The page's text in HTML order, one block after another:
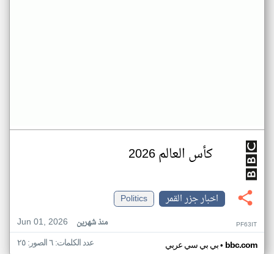
كأس العالم 2026
اخبار جزر القمر
Politics
Jun 01, 2026
منذ شهرين PF63IT
بي بي سي عربي• bbc.com عدد الكلمات: ٦ الصور: ٢٥